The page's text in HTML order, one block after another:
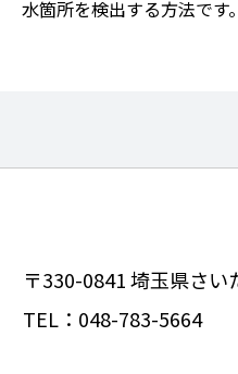
水箇所を検出する方法です。
〒330-0841埼玉県さい
TEL： 048-783-5664